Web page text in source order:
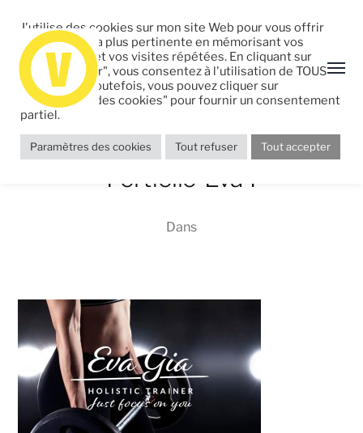
Portfolio-Eva4
Dans
J'utilise des cookies sur mon site Web pour vous offrir
l'expérience la plus pertinente en mémorisant vos
préférences et vos visites répétées. En cliquant sur
"Tout accepter", vous consentez à l'utilisation de TOUS
les cookies. Toutefois, vous pouvez cliquer sur
"Paramètres des cookies" pour fournir un consentement
partiel.
Paramètres des cookies Tout refuser Tout accepter